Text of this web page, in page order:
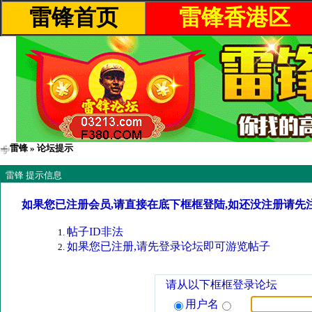
雷锋首页 雷锋香港区
雷锋 » 论坛提示
雷锋 提示信息
如果您已注册会员,请直接在底下框框登陆,如还没注册请先
帖子ID非法
如果您已注册,请先登录论坛即可游览帖子
请从以下框框登录论坛
用户名